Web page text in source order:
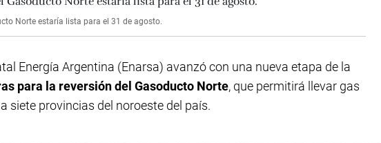
Norte estaría lista para el 31 de agosto.
Energía Argentina (Enarsa) avanzó con una nueva etapa de la
para la reversión del Gasoducto Norte, que permitirá llevar gas
siete provincias del noroeste del país.